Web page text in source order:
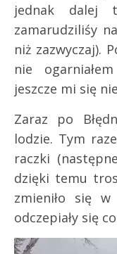
jednak dalej
zamarudziliśy
niż zazwyczaj).
nie
jeszcze mi się
Zaraz po
lodzie. Tym
raczki
dzięki temu
zmieniło się
odczepiały się